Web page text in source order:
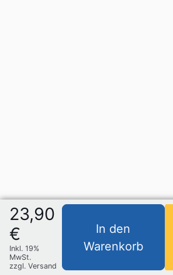
23,90
€
Inkl. 19%
MwSt.
zzgl. Versand
In den
Warenkorb